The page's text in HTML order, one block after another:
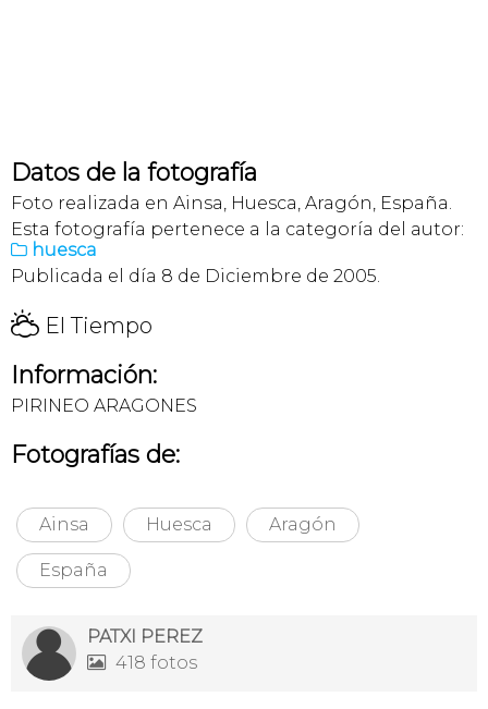
Datos de la fotografía
Foto realizada en Ainsa, Huesca, Aragón, España.
Esta fotografía pertenece a la categoría del autor:
 huesca
Publicada el día 8 de Diciembre de 2005.
H El Tiempo
Información:
PIRINEO ARAGONES
Fotografías de:
Ainsa Huesca Aragón
España
PATXI PEREZ
 418 fotos